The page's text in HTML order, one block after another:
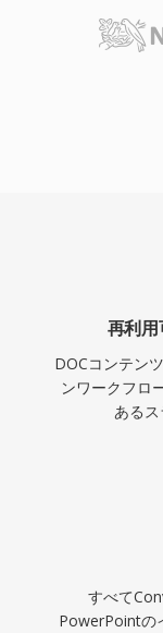
再利
DOCコンテン
ンワークフロ
あるス
すべて
PowerPointの